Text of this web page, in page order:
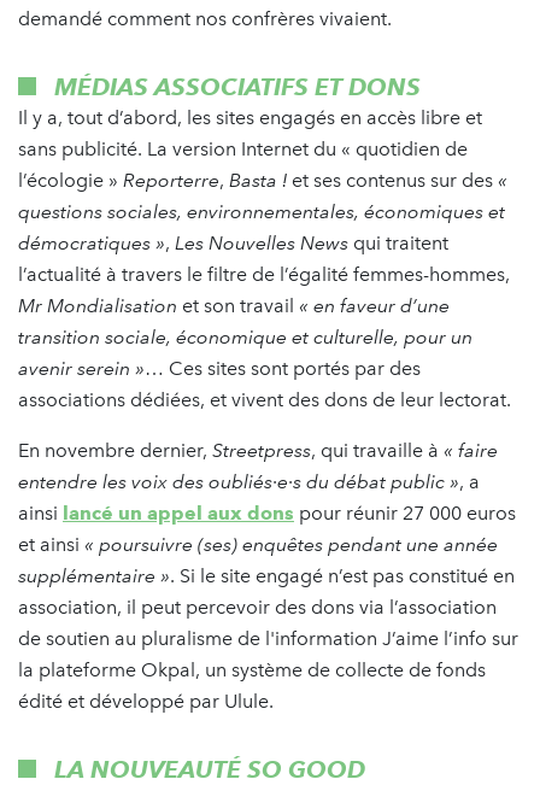
demandé comment nos confrères vivaient.
MÉDIAS ASSOCIATIFS ET DONS
Il y a, tout d’abord, les sites engagés en accès libre et
sans publicité. La version Internet du « quotidien de
l’écologie » Reporterre, Basta ! et ses contenus sur des «
questions sociales, environnementales, économiques et
démocratiques », Les Nouvelles News qui traitent
l’actualité à travers le filtre de l’égalité femmes-hommes,
Mr Mondialisation et son travail « en faveur d’une
transition sociale, économique et culturelle, pour un
avenir serein »… Ces sites sont portés par des
associations dédiées, et vivent des dons de leur lectorat.
En novembre dernier, Streetpress, qui travaille à « faire
entendre les voix des oubliés·e·s du débat public », a
ainsi lancé un appel aux dons pour réunir 27 000 euros
et ainsi « poursuivre (ses) enquêtes pendant une année
supplémentaire ». Si le site engagé n’est pas constitué en
association, il peut percevoir des dons via l’association
de soutien au pluralisme de l'information J’aime l’info sur
la plateforme Okpal, un système de collecte de fonds
édité et développé par Ulule.
LA NOUVEAUTÉ SO GOOD